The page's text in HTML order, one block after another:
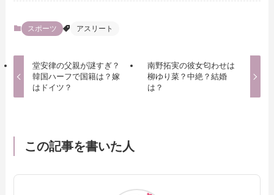
スポーツ アスリート
堂安律の父親が謎すぎ？
韓国ハーフで国籍は？嫁
はドイツ？
南野拓実の彼女匂わせは
柳ゆり菜？中絶？結婚
は？
この記事を書いた人